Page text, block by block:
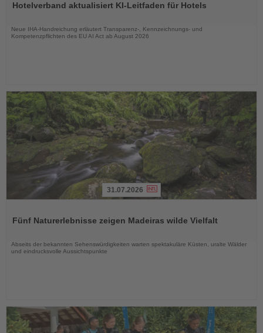
dieHotelverband aktualisiert KI-Leitfaden für Hotels
Neue IHA-Handreichung erläutert Transparenz-, Kennzeichnungs- und
Kompetenzpflichten des EU AI Act ab August 2026
die
31.07.2026
Fünf Naturerlebnisse zeigen Madeiras wilde Vielfalt
Abseits der bekannten Sehenswürdigkeiten warten spektakuläre Küsten, uralte Wälder
und eindrucksvolle Aussichtspunkte